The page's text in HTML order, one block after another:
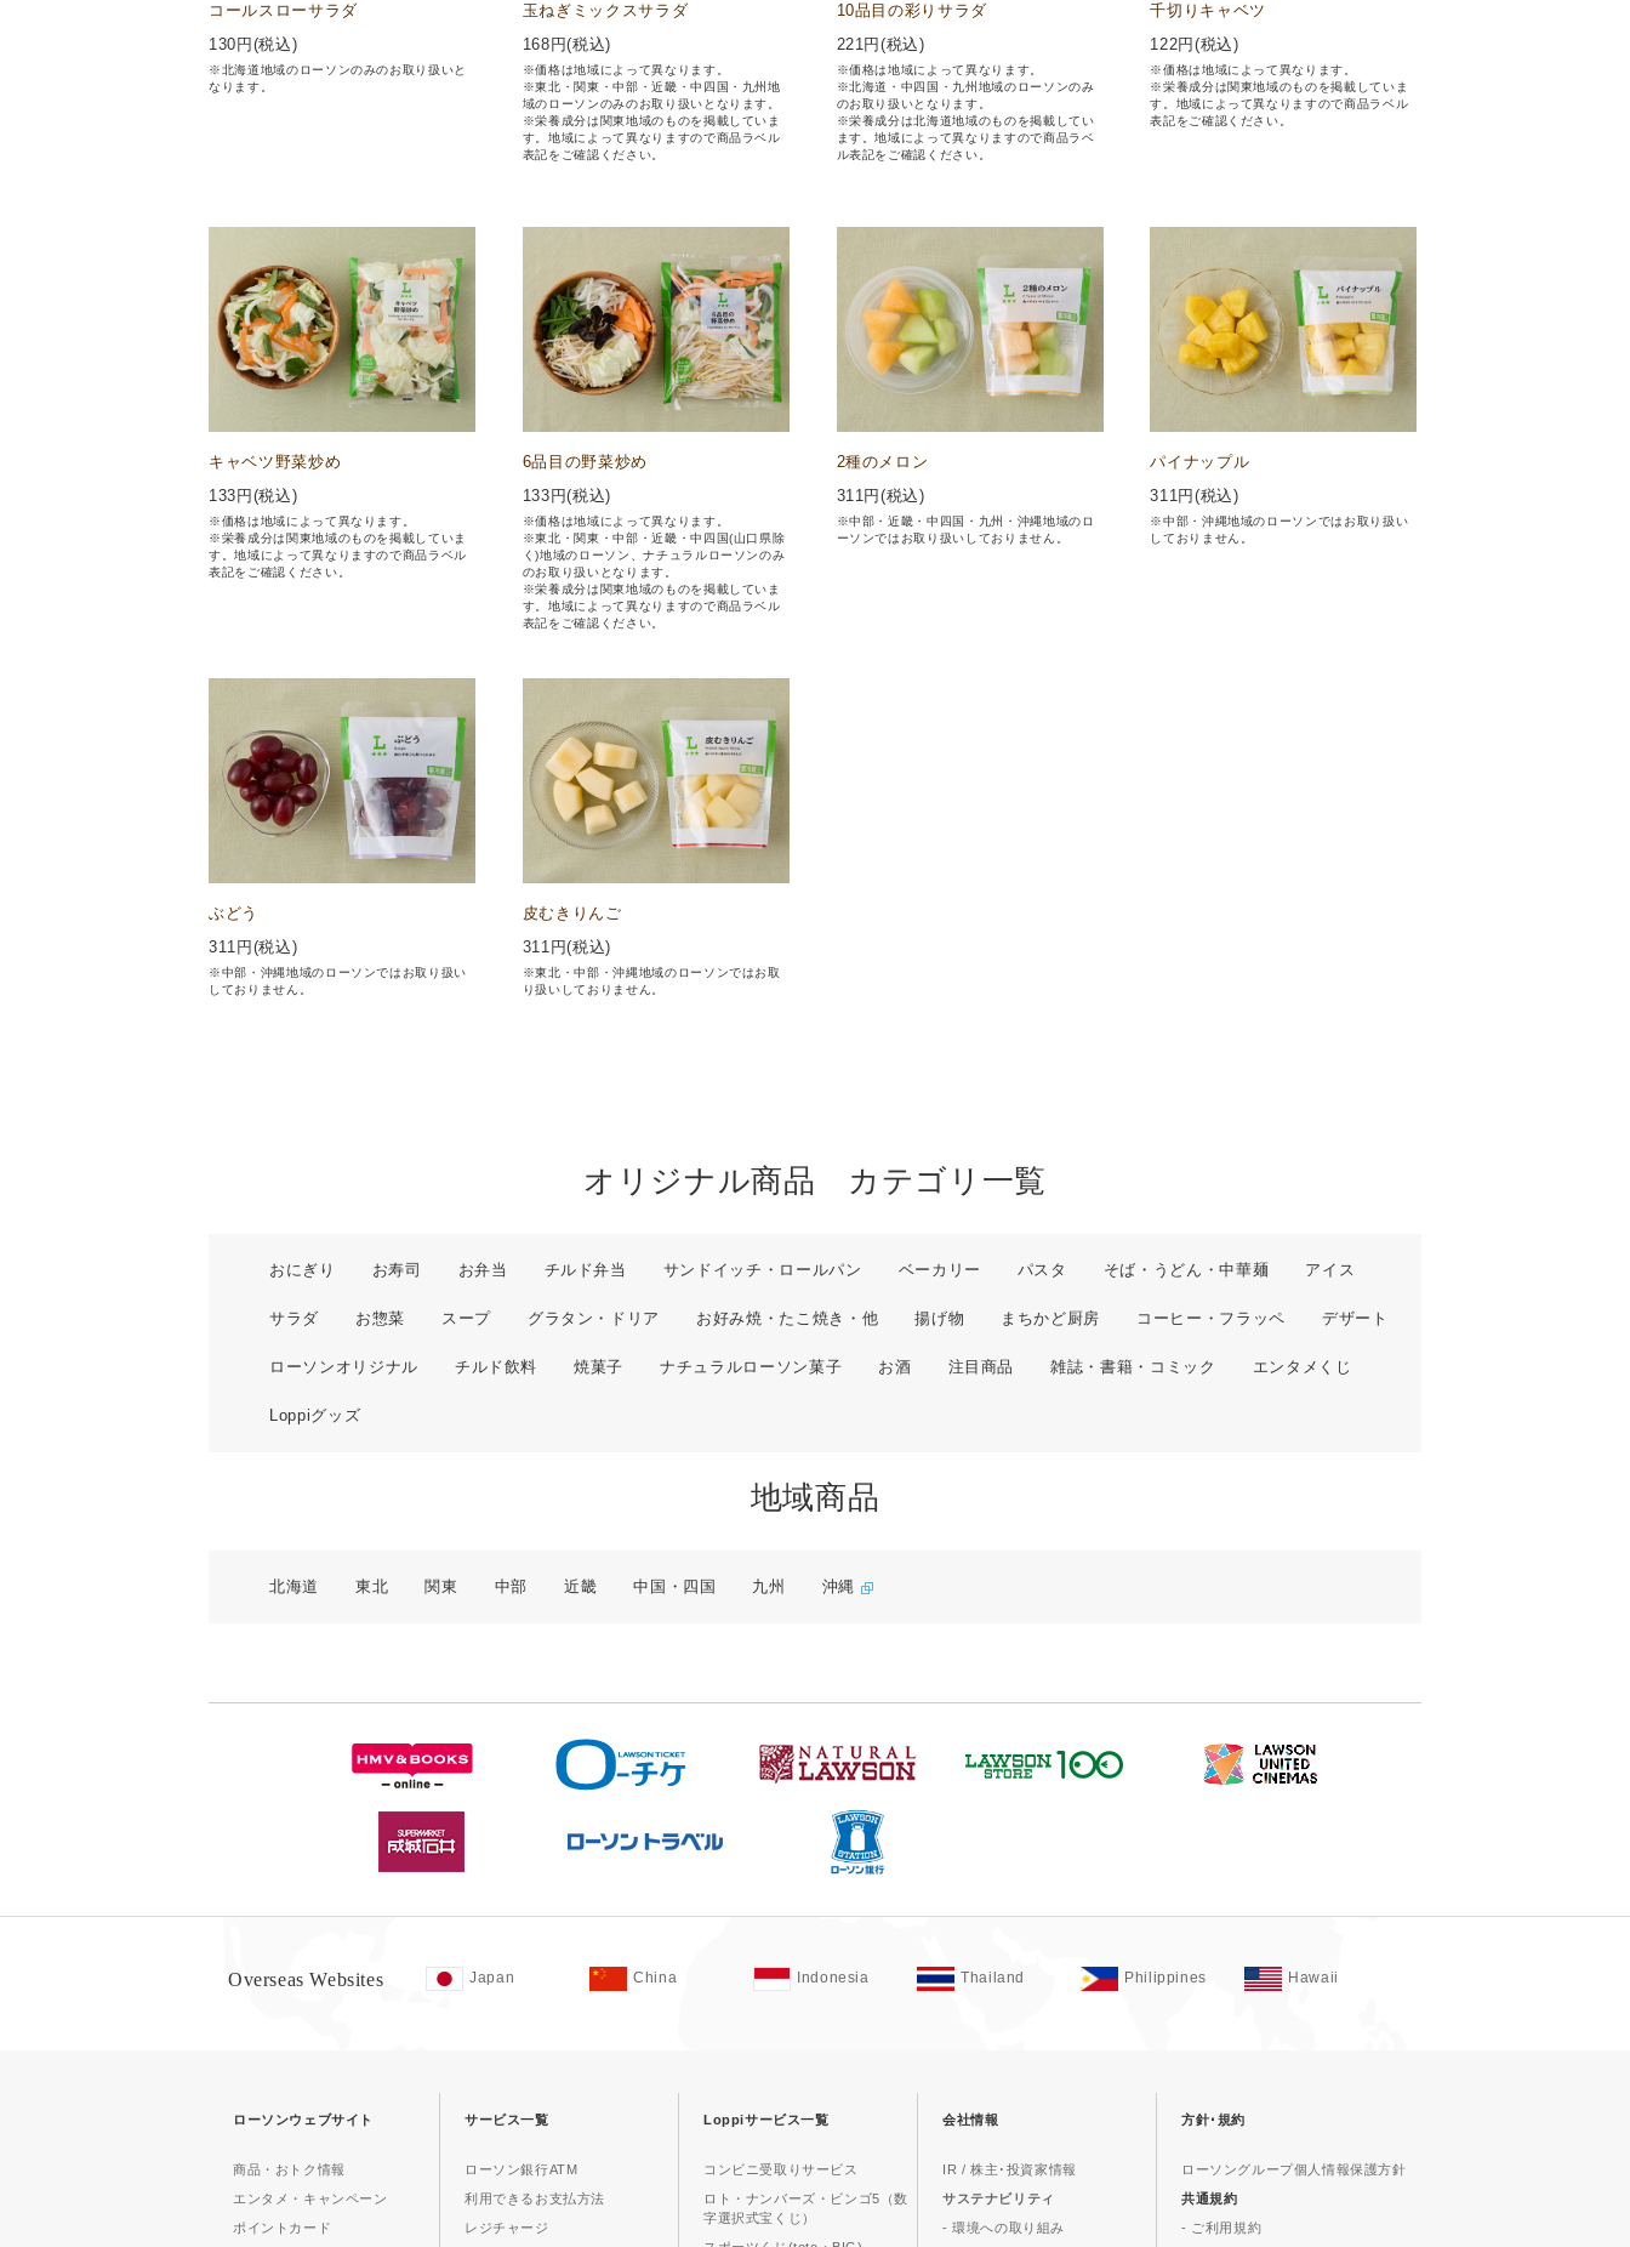
コールスローサラダ
130 円(税込)
※北海道地域のローソンのみのお取り扱いと
なります。
玉ねぎミックスサラダ
168 円(税込)
※価格は地域によって異なります。
※東北・関東・中部・近畿・中四国・九州地
域のローソンのみのお取り扱いとなります。
※栄養成分は関東地域のものを掲載していま
す。地域によって異なりますので商品ラベル
表記をご確認ください。
10品目の彩りサラダ
221円(税込)
※価格は地域によって異なります。
※北海道・中四国・九州地域のローソンのみ
のお取り扱いとなります。
※栄養成分は北海道地域のものを掲載してい
ます。地域によって異なりますので商品ラベ
ル表記をご確認ください。
千切りキャベツ
122円(税込)
※価格は地域によって異なります。
※栄養成分は関東地域のものを掲載していま
す。地域によって異なりますので商品ラベル
表記をご確認ください。
キャベツ野菜炒め
133 円(税込)
※価格は地域によって異なります。
※栄養成分は関東地域のものを掲載していま
す。地域によって異なりますので商品ラベル
表記をご確認ください。
6品目の野菜炒め
133 円(税込)
※価格は地域によって異なります。
※東北・関東・中部・近畿・中四国(山口県除
く)地域のローソン、ナチュラルローソンのみ
のお取り扱いとなります。
※栄養成分は関東地域のものを掲載していま
す。地域によって異なりますので商品ラベル
表記をご確認ください。
2種のメロン
311円(税込)
※中部・近畿・中四国・九州・沖縄地域のロ
ーソンではお取り扱いしておりません。
パイナップル
311円(税込)
※中部・沖縄地域のローソンではお取り扱い
しておりません。
ぶどう
311 円(税込)
※中部・沖縄地域のローソンではお取り扱い
しておりません。
皮むきりんご
311 円(税込)
※東北・中部・沖縄地域のローソンではお取
り扱いしておりません。
オリジナル商品 カテゴリ一覧
おにぎり お寿司 お弁当 チルド弁当 サンドイッチ・ロールパン ベーカリー パスタ そば・うどん・中華麺 アイス
サラダ お惣菜 スープ グラタン・ドリア お好み焼・たこ焼き・他 揚げ物 まちかど厨房 コーヒー・フラッペ デザート
ローソンオリジナル チルド飲料 焼菓子 ナチュラルローソン菓子 お酒 注目商品 雑誌・書籍・コミック エンタメくじ
Loppiグッズ
地域商品
北海道 東北 関東 中部 近畿 中国・四国 九州 沖縄
Overseas Websites Japan China Indonesia Thailand Philippines Hawaii
ローソンウェブサイト
商品・おトク情報
エンタメ・キャンペーン
ポイントカード
サービス一覧
ローソン銀行ATM
利用できるお支払方法
レジチャージ
Loppiサービス一覧
コンビニ受取りサービス
ロト・ナンバーズ・ビンゴ5（数
字選択式宝くじ）
会社情報
IR / 株主･投資家情報
サステナビリティ
- 環境への取り組み
方針･規約
ローソングループ個人情報保護方針
共通規約
- ご利用規約